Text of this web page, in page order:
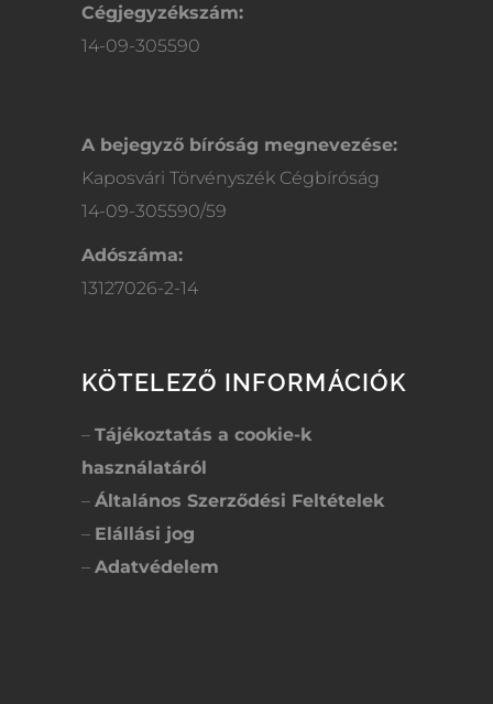
Cégjegyzékszám:
14-09-305590
A bejegyző bíróság megnevezése:
Kaposvári Törvényszék Cégbíróság
14-09-305590/59
Adószáma:
13127026-2-14
KÖTELEZŐ INFORMÁCIÓK
– Tájékoztatás a cookie-k
használatáról
– Általános Szerződési Feltételek
– Elállási jog
– Adatvédelem